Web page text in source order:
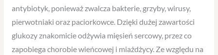
antybiotyk, ponieważ zwalcza bakterie, grzyby, wirusy,
pierwotniaki oraz paciorkowce. Dzięki dużej zawartości
glukozy znakomicie odżywia mięsień sercowy, przez co
zapobiega chorobie wieńcowej i miażdżycy. Ze względu na